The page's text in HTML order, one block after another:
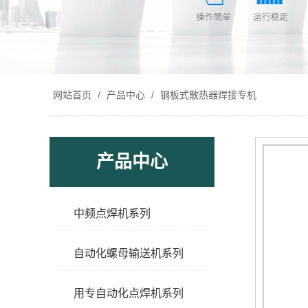
网站首页 / 产品中心 / 钢板式散热器焊接专机
产品中心
中频点焊机系列
自动化螺母输送机系列
用专自动化点焊机系列